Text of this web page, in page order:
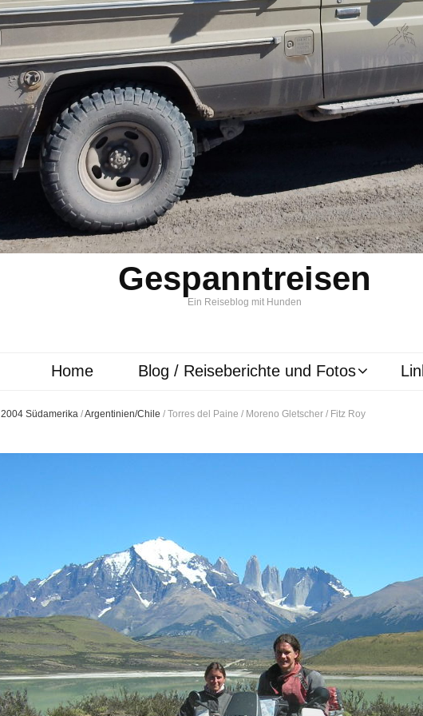
Gespanntreisen
Ein Reiseblog mit Hunden
Home Blog / Reiseberichte und Fotos
2004 Südamerika /Argentinien/Chile / Torres del Paine / Moreno Gletscher / Fitz Roy